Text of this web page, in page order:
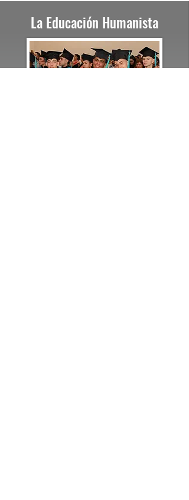
La Educación Humanista